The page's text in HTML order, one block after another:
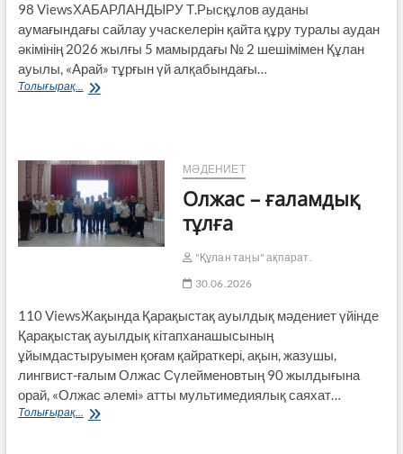
98 ViewsХАБАРЛАНДЫРУ Т.Рысқұлов ауданы
аумағындағы сайлау учаскелерін қайта құру туралы аудан
әкімінің 2026 жылғы 5 мамырдағы № 2 шешімімен Құлан
ауылы, «Арай» тұрғын үй алқабындағы…
Толығырақ... Хабарландыру
МӘДЕНИЕТ
Олжас – ғаламдық
тұлға
"Құлан таңы" ақпарат.
30.06.2026
110 ViewsЖақында Қарақыстақ ауылдық мәдениет үйінде
Қарақыстақ ауылдық кітапханашысының
ұйымдастыруымен қоғам қайраткері, ақын, жазушы,
лингвист-ғалым Олжас Сүлейменовтың 90 жылдығына
орай, «Олжас әлемі» атты мультимедиялық саяхат…
Толығырақ... Олжас